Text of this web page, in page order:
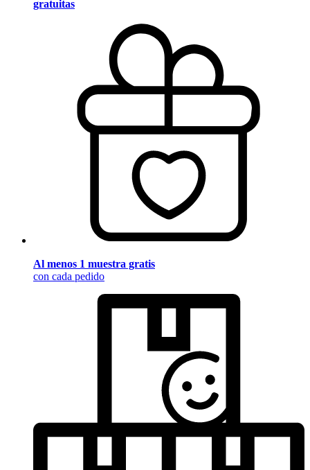
gratuitas
Al menos 1 muestra gratis
con cada pedido